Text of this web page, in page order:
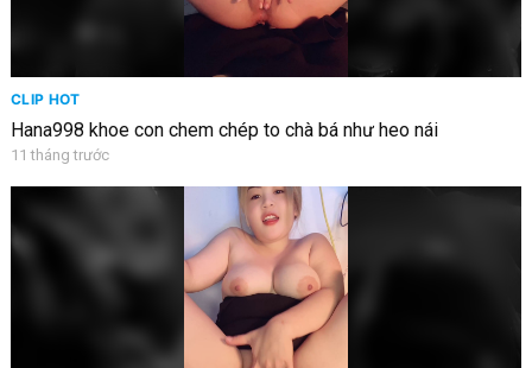
CLIP HOT
Hana998 khoe con chem chép to chà bá như heo nái
11 tháng trước